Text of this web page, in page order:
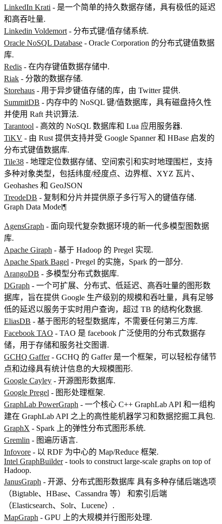
LinkedIn Krati - 是一个简单的持久数据存储，具有极低的延迟
和高吞吐量.
Linkedin Voldemort - 分布式键/值存储系统.
Oracle NoSQL Database - Oracle Corporation 的分布式键值数据
库.
Redis - 在内存键值数据存储中.
Riak - 分散的数据存储.
Storehaus - 用于异步键值存储的库，由 Twitter 提供.
SummitDB - 内存中的 NoSQL 键/值数据库，具有磁盘持久性
并使用 Raft 共识算法.
Tarantool - 高效的 NoSQL 数据库和 Lua 应用服务器.
TiKV - 由 Rust 提供支持并受 Google Spanner 和 HBase 启发的
分布式键值数据库.
Tile38 - 地理定位数据存储、空间索引和实时地理围栏，支持
多种对象类型，包括纬度/经度点、边界框、XYZ 瓦片、
Geohashes 和 GeoJSON
TreodeDB - 复制和分片并提供原子多行写入的键值存储.
Graph Data Model¶
AgensGraph - 面向现代复杂数据环境的新一代多模型图数据
库.
Apache Giraph - 基于 Hadoop 的 Pregel 实现.
Apache Spark Bagel - Pregel 的实施，Spark 的一部分.
ArangoDB - 多模型分布式数据库.
DGraph - 一个可扩展、分布式、低延迟、高吞吐量的图形数
据库，旨在提供 Google 生产级别的规模和吞吐量，具有足够
低的延迟以服务于实时用户查询，超过 TB 的结构化数据.
EliasDB - 基于图形的轻型数据库，不需要任何第三方库.
Facebook TAO - TAO 是 facebook 广泛使用的分布式数据存
储，用于存储和服务社交图谱.
GCHQ Gaffer- GCHQ 的 Gaffer 是一个框架，可以轻松存储节
点和边缘具有统计信息的大规模图形.
Google Cayley - 开源图形数据库.
Google Pregel - 图形处理框架.
GraphLab PowerGraph - 一个核心 C++ GraphLab API 和一组构
建在 GraphLab API 之上的高性能机器学习和数据挖掘工具包.
GraphX - Spark 上的弹性分布式图形系统.
Gremlin - 图遍历语言.
Infovore - 以 RDF 为中心的 Map/Reduce 框架.
Intel GraphBuilder- tools to construct large-scale graphs on top of
Hadoop.
JanusGraph - 开源、分布式图形数据库 具有多种存储后端选项
（Bigtable、HBase、Cassandra 等） 和索引后端
（Elasticsearch、Solr、Lucene）.
MapGraph - GPU 上的大规模并行图形处理.